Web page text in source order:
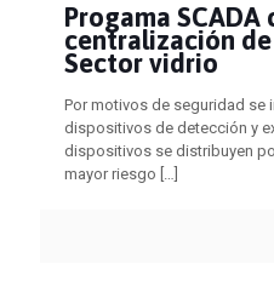
Progama SCADA
centralización de
Sector vidrio
Por motivos de seguridad se
dispositivos de detección y
dispositivos se distribuyen
mayor riesgo […]